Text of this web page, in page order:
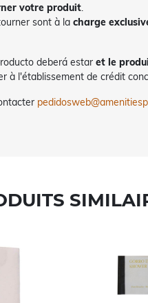
votre produit.
sont à la charge
deberá estar et le
à l'établissement de crédit